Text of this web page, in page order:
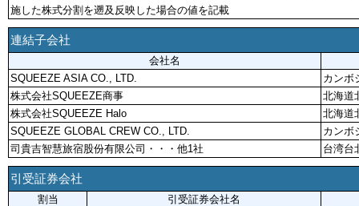
施した株式分割を遡及反映した場合の値を記載
連結子会社
会社名
SQUEEZE ASIA CO., LTD.
カンボ
株式会社SQUEEZE商事
北海道
株式会社SQUEEZE Halo
北海道
SQUEEZE GLOBAL CREW CO., LTD.
カンボ
司貴吉智慧旅宿股份有限公司・・・他1社
台湾台
引受証券会社
割当
引受証券会社名